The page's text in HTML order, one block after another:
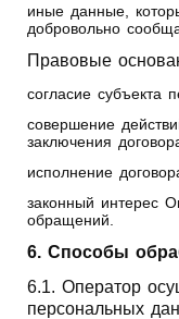
иные данные,
добровольно
Правовые
согласие субъекта
совершение
заключения
исполнение
законный интерес
обращений.
6. Способы
6.1. Оператор
персональных